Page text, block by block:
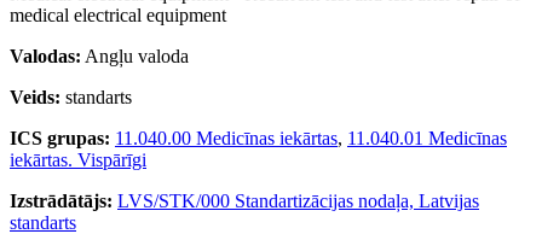
medical electrical equipment
Valodas: Angļu valoda
Veids: standarts
ICS grupas: 11.040.00 Medicīnas iekārtas, 11.040.01 Medicīnas
iekārtas. Vispārīgi
Izstrādātājs: LVS/STK/000 Standartizācijas nodaļa, Latvijas
standarts